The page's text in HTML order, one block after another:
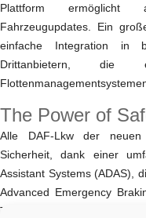
Plattform ermöglicht
Fahrzeugupdates. Ein
einfache Integration in
Drittanbietern,
The Power of
Alle DAF-Lkw der
Sicherheit, dank einer
Assistant Systems (ADAS),
Advanced Emergency
Turn Assist, Lane